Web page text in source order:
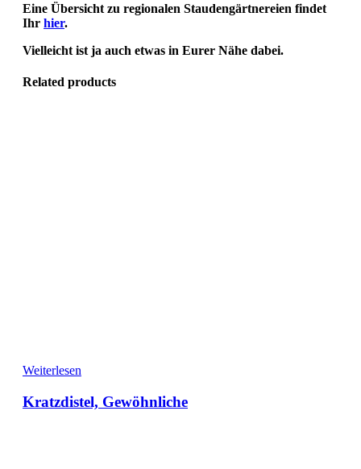
Eine Übersicht zu regionalen Staudengärtnereien findet
Ihr hier.
Vielleicht ist ja auch etwas in Eurer Nähe dabei.
Related products
Weiterlesen
Kratzdistel, Gewöhnliche